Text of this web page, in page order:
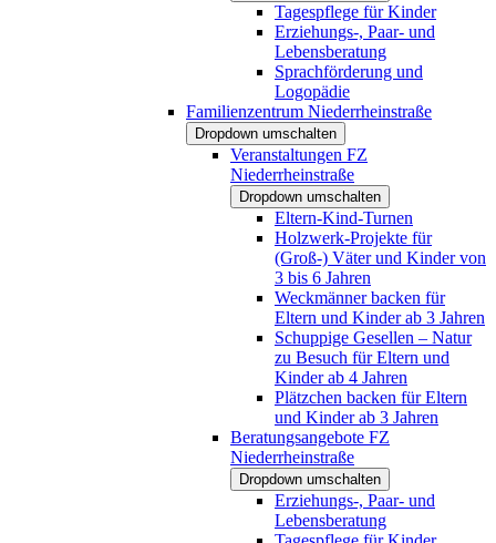
Tagespflege für Kinder
Erziehungs-, Paar- und
Lebensberatung
Sprachförderung und
Logopädie
Familienzentrum Niederrheinstraße
Dropdown umschalten
Veranstaltungen FZ
Niederrheinstraße
Dropdown umschalten
Eltern-Kind-Turnen
Holzwerk-Projekte für
(Groß-) Väter und Kinder von
3 bis 6 Jahren
Weckmänner backen für
Eltern und Kinder ab 3 Jahren
Schuppige Gesellen – Natur
zu Besuch für Eltern und
Kinder ab 4 Jahren
Plätzchen backen für Eltern
und Kinder ab 3 Jahren
Beratungsangebote FZ
Niederrheinstraße
Dropdown umschalten
Erziehungs-, Paar- und
Lebensberatung